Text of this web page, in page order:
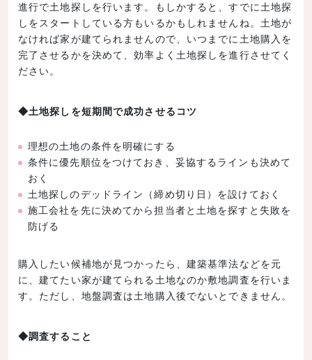
進行で土地探しを行います。もしかすると、すでに土地探
しをスタートしている方もいるかもしれませんね。土地が
なければ家が建てられませんので、いつまでに土地購入を
完了させるかを決めて、効率よく土地探しを進行させてく
ださい。
◆土地探しを短期間で成功させるコツ
理想の土地の条件を明確にする
条件に優先順位をつけておき、妥協するラインも決めて
おく
土地探しのデッドライン（締め切り日）を設けておく
施工会社を先に決めてから担当者と土地を探すと失敗を
防げる
購入したい候補地が見つかったら、建築基準法などを元
に、建てたい家が建てられる土地なのか敷地調査を行いま
す。ただし、地盤調査は土地購入後でないとできません。
◆調査すること